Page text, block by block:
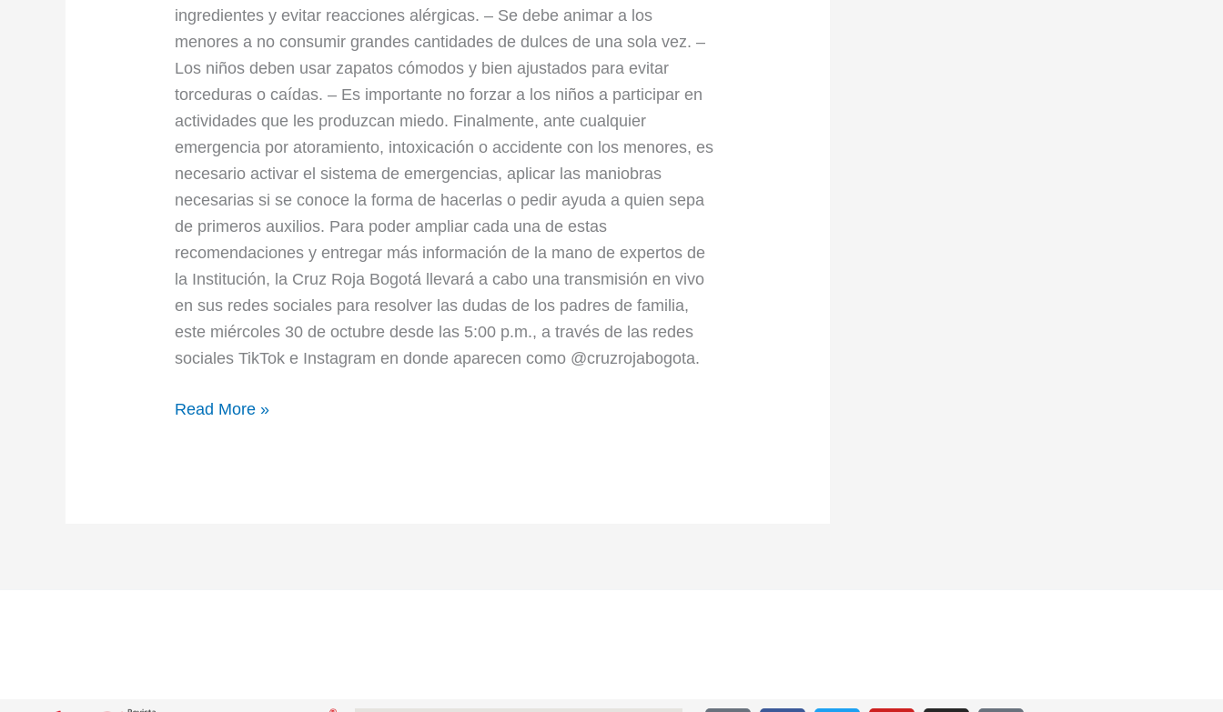
ingredientes y evitar reacciones alérgicas. – Se debe animar a los
menores a no consumir grandes cantidades de dulces de una sola vez. –
Los niños deben usar zapatos cómodos y bien ajustados para evitar
torceduras o caídas. – Es importante no forzar a los niños a participar en
actividades que les produzcan miedo. Finalmente, ante cualquier
emergencia por atoramiento, intoxicación o accidente con los menores, es
necesario activar el sistema de emergencias, aplicar las maniobras
necesarias si se conoce la forma de hacerlas o pedir ayuda a quien sepa
de primeros auxilios. Para poder ampliar cada una de estas
recomendaciones y entregar más información de la mano de expertos de
la Institución, la Cruz Roja Bogotá llevará a cabo una transmisión en vivo
en sus redes sociales para resolver las dudas de los padres de familia,
este miércoles 30 de octubre desde las 5:00 p.m., a través de las redes
sociales TikTok e Instagram en donde aparecen como @cruzrojabogota.
Read More »